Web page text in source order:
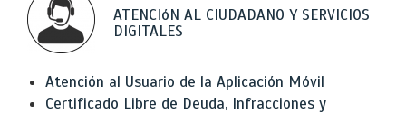
ATENCIóN AL CIUDADANO Y SERVICIOS
DIGITALES
Atención al Usuario de la Aplicación Móvil
Certificado Libre de Deuda, Infracciones y